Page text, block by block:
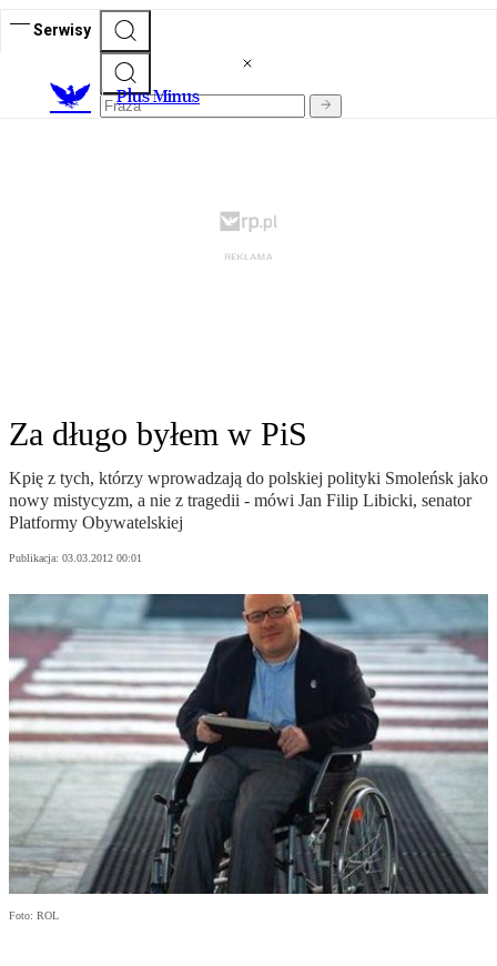
Serwisy
Plus Minus
Za długo byłem w PiS
Kpię z tych, którzy wprowadzają do polskiej polityki Smoleńsk jako
nowy mistycyzm, a nie z tragedii - mówi Jan Filip Libicki, senator
Platformy Obywatelskiej
Publikacja: 03.03.2012 00:01
Foto: ROL